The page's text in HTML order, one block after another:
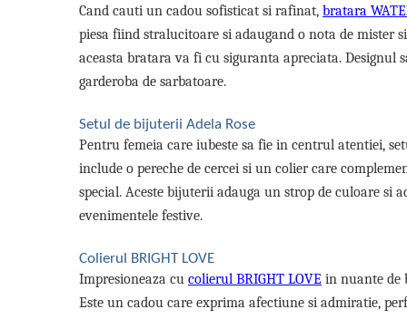
WINTER Collection
Halate si pijamale Family
Pijamale de copii
Pijamale BIG SIZE femei
Cadouri ocazii speciale
Tricouri de craciun
Valentine's Day
Cadouri pentru Bunici
Cand cauti un cadou sofisticat si rafinat, bratara
piesa fiind stralucitoare si adaugand o nota de mister
aceasta bratara va fi cu siguranta apreciata.
garderoba de sarbatoare.
Setul de bijuterii Adela Rose
Pentru femeia care iubeste sa fie in centrul atentiei,
include o pereche de cercei si un colier care
special. Aceste bijuterii adauga un strop de culoare
evenimentele festive.
Colierul BRIGHT LOVE
Impresioneaza cu colierul BRIGHT LOVE in nuante de
Este un cadou care exprima afectiune si admiratie,